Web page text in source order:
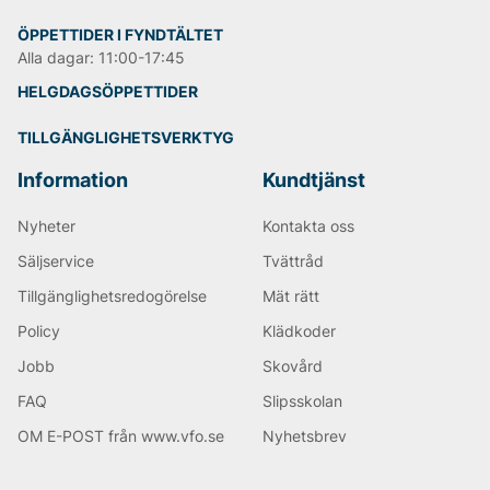
ett hållbart sätt med hög kvalite och kompensation
för växthusutsläpp. Varje kollektion som Björn Borg
lanserar har ett flertal produkter gjorda av hållbart
material och redan år 2022 är målet att 100% av deras
hållbart material.
Outlet AB!
Andra populära varumärken:
LEE
NN07
Replay
Oscar Jacobson
ÖPPETTIDER I FYNDTÄLTET
Alla dagar: 11:00-17:45
HELGDAGSÖPPETTIDER
TILLGÄNGLIGHETSVERKTYG
Information
Nyheter
Säljservice
Tillgänglighetsredogörelse
Policy
Jobb
FAQ
OM E-POST från www.vfo.se
Kundtjänst
Kontakta oss
Tvättråd
Mät rätt
Klädkoder
Skovård
Slipsskolan
Nyhetsbrev